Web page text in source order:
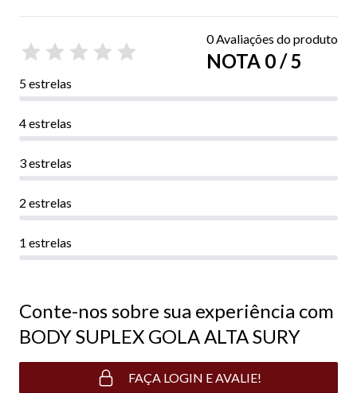
0 Avaliações do produto
NOTA 0 / 5
5 estrelas
4 estrelas
3 estrelas
2 estrelas
1 estrelas
Conte-nos sobre sua experiência com
BODY SUPLEX GOLA ALTA SURY
FAÇA LOGIN E AVALIE!